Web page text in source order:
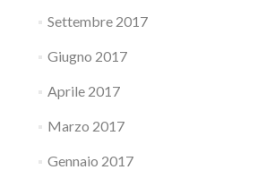
Settembre 2017
Giugno 2017
Aprile 2017
Marzo 2017
Gennaio 2017